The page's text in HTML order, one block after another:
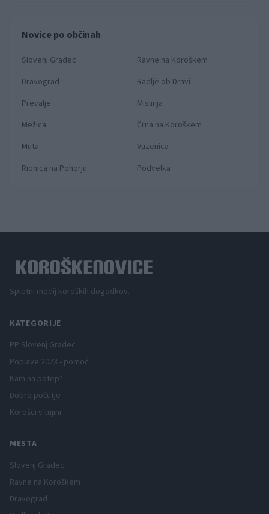
Novice po občinah
Slovenj Gradec
Ravne na Koroškem
Dravograd
Radlje ob Dravi
Prevalje
Mislinja
Mežica
Črna na Koroškem
Muta
Vuzenica
Ribnica na Pohorju
Podvelka
Spletni medij koroških dogodkov.
KATEGORIJE
PP Slovenj Gradec
Poplave 2023 - pomoč
Kam na potep?
Dobro počutje
Korošci v tujini
MESTA
Slovenj Gradec
Ravne na Koroškem
Dravograd